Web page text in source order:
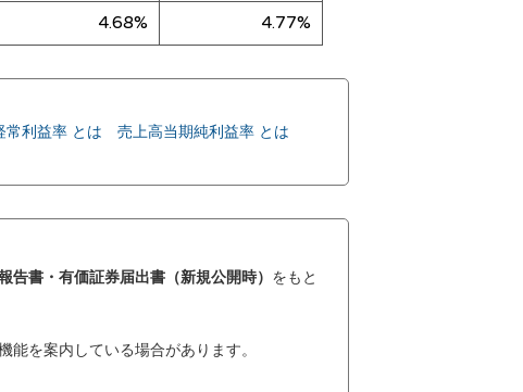
4.68% 4.77%
常利益率 とは
売上高当期純利益率 とは
書・有価証券届出書（新規公開時） をもと
能を案内している場合があります。